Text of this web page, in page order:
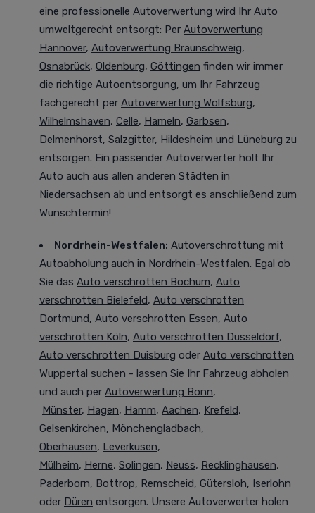
eine professionelle Autoverwertung wird Ihr Auto
umweltgerecht entsorgt: Per Autoverwertung
Hannover, Autoverwertung Braunschweig,
Osnabrück, Oldenburg, Göttingen finden wir immer
die richtige Autoentsorgung, um Ihr Fahrzeug
fachgerecht per Autoverwertung Wolfsburg,
Wilhelmshaven, Celle, Hameln, Garbsen,
Delmenhorst, Salzgitter, Hildesheim und Lüneburg zu
entsorgen. Ein passender Autoverwerter holt Ihr
Auto auch aus allen anderen Städten in
Niedersachsen ab und entsorgt es anschließend zum
Wunschtermin!
Nordrhein-Westfalen: Autoverschrottung mit
Autoabholung auch in Nordrhein-Westfalen. Egal ob
Sie das Auto verschrotten Bochum, Auto
verschrotten Bielefeld, Auto verschrotten
Dortmund, Auto verschrotten Essen, Auto
verschrotten Köln, Auto verschrotten Düsseldorf,
Auto verschrotten Duisburg oder Auto verschrotten
Wuppertal suchen - lassen Sie Ihr Fahrzeug abholen
und auch per Autoverwertung Bonn,
Münster, Hagen, Hamm, Aachen, Krefeld,
Gelsenkirchen, Mönchengladbach,
Oberhausen, Leverkusen,
Mülheim, Herne, Solingen, Neuss, Recklinghausen,
Paderborn, Bottrop, Remscheid, Gütersloh, Iserlohn
oder Düren entsorgen. Unsere Autoverwerter holen